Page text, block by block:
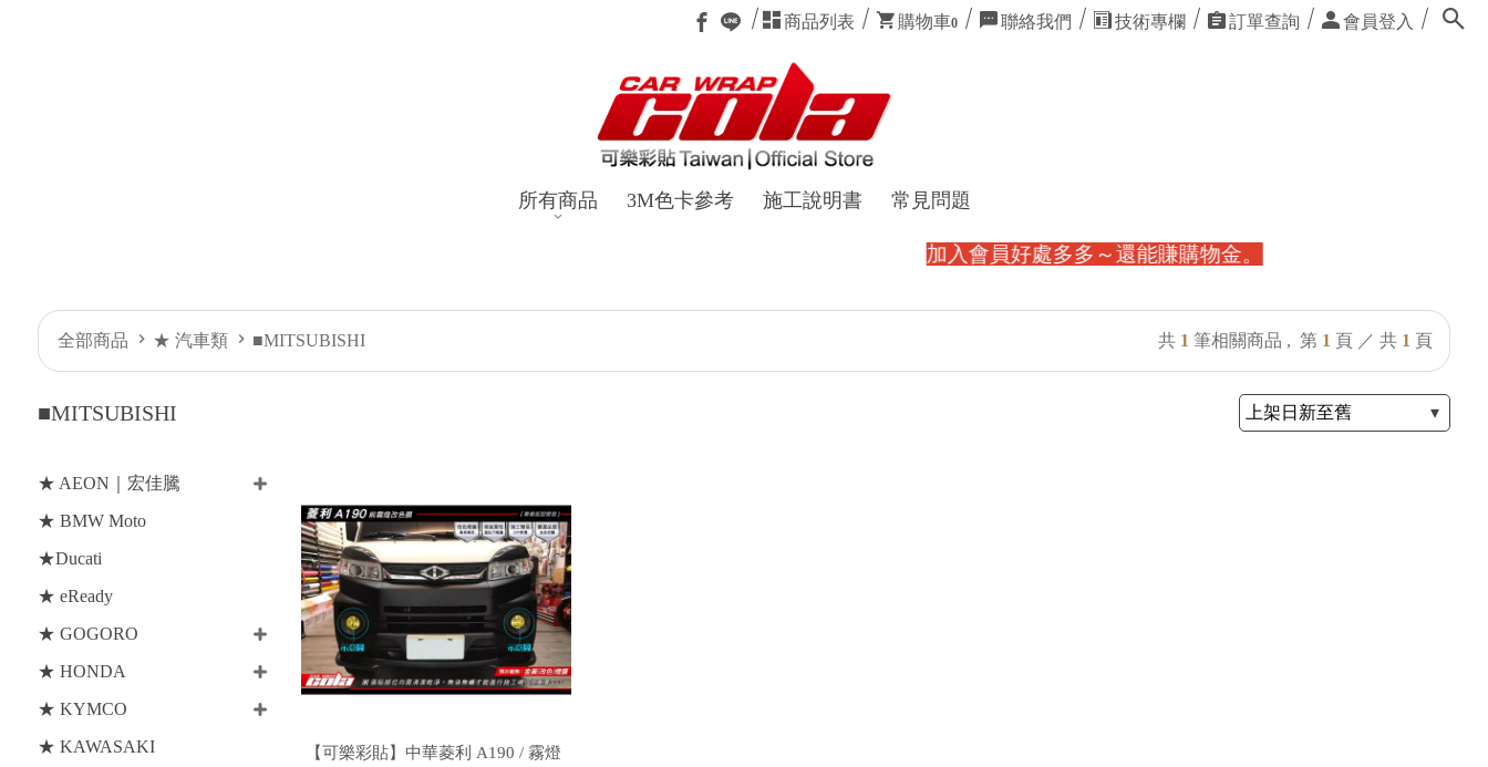
商品列表 購物車0 聯絡我們 技術專欄 訂單查詢 會員登入
所有商品 3M色卡參考 施工說明書 常見問題
加入會員好處多多～還能賺購物金。
全部商品 ★ 汽車類 ■MITSUBISHI 共 1 筆相關商品 , 第 1 頁 ／ 共 1 頁
■MITSUBISHI
★ AEON｜宏佳騰
★ BMW Moto
★Ducati
★ eReady
★ GOGORO
★ HONDA
★ KYMCO
★ KAWASAKI
【可樂彩貼】中華菱利 A190 / 霧燈